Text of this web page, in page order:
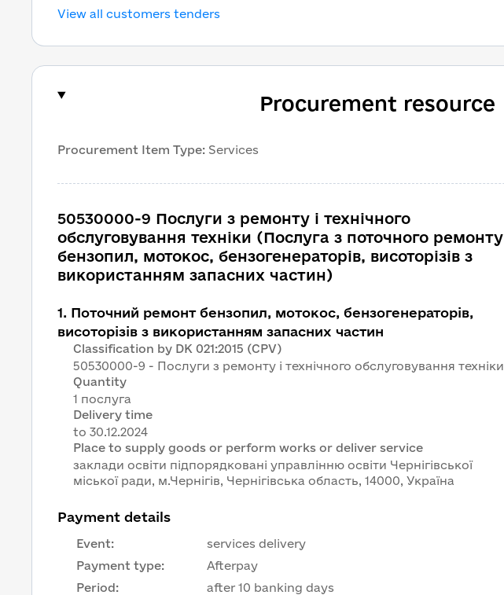
View all customers tenders
Procurement resource
Procurement Item Type: Services
50530000-9 Послуги з ремонту і технічного
обслуговування техніки (Послуга з поточного ремонту
бензопил, мотокос, бензогенераторів, висоторізів з
використанням запасних частин)
1. Поточний ремонт бензопил, мотокос, бензогенераторів,
висоторізів з використанням запасних частин
Classification by DK 021:2015 (CPV)
50530000-9 - Послуги з ремонту і технічного обслуговування техніки
Quantity
1 послуга
Delivery time
Place to supply goods or perform works or deliver service
заклади освіти підпорядковані управлінню освіти Чернігівської
міської ради, м.Чернігів, Чернігівська область, 14000, Україна
Payment details
Event:
services delivery
Payment type:
Afterpay
Period:
after 10 banking days